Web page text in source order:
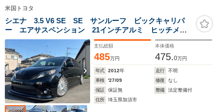
米国トヨタ
シエナ 3.5 V6 SE SE サンルーフ ビックキャリパ
ー エアサスペンション 21インチアルミ ヒッチメン
バー ディスプレイオーディオ
支払総額
485万円
本体価格
475.0万円
年式 2012年 走行
不明
車検
'27/09 修復
なし
保証
保証無 整備
法定整備付
住所
埼玉県加須市